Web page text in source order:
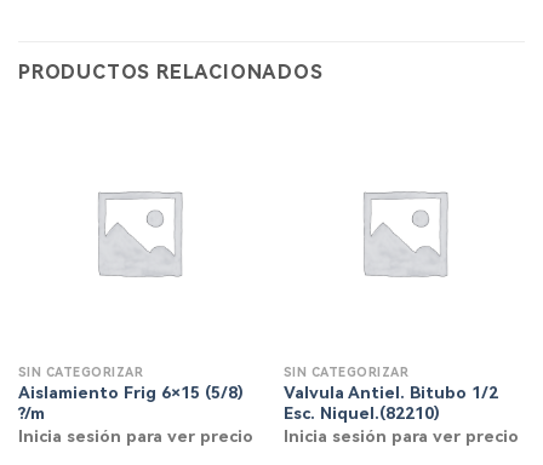
PRODUCTOS RELACIONADOS
SIN CATEGORIZAR
Aislamiento Frig 6×15 (5/8)
?/m
Inicia sesión para ver precio
SIN CATEGORIZAR
Valvula Antiel. Bitubo 1/2
Esc. Niquel.(82210)
Inicia sesión para ver precio